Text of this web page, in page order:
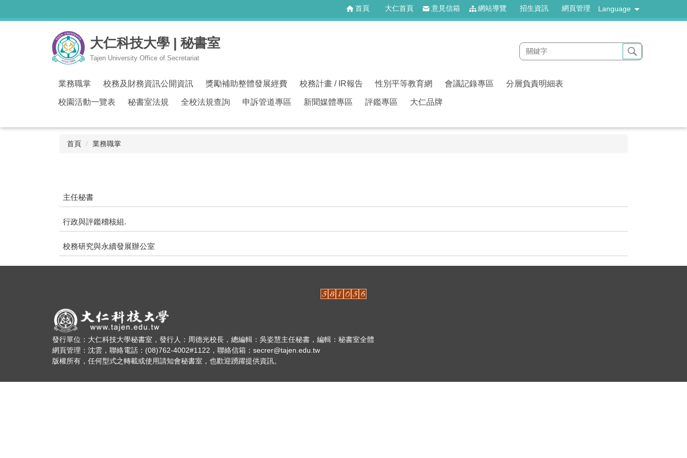
大仁科技大學 | 秘書室
Tajen University Office of Secretariat
首頁 大仁首頁 意見信箱 網站導覽 招生資訊 網頁管理 Language
業務職掌 校務及財務資訊公開資訊 獎勵補助整體發展經費 校務計畫 / IR報告 性別平等教育網 會議記錄專區 分層負責明細表
校園活動一覽表 秘書室法規 全校法規查詢 申訴管道專區 新聞媒體專區 評鑑專區 大仁品牌
首頁 業務職掌
主任秘書
行政與評鑑稽核組.
校務研究與永續發展辦公室
發行單位：大仁科技大學秘書室，發行人：周德光校長，總編輯：吳姿慧主任秘書，編輯：秘書室全體
網頁管理：沈雲，聯絡電話：(08)762-4002#1122，聯絡信箱：secrer@tajen.edu.tw
版權所有，任何型式之轉載或使用請知會秘書室，也歡迎踴躍提供資訊。